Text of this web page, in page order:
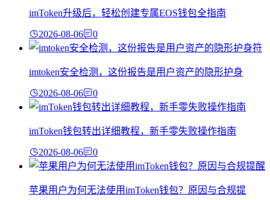
imToken升级后，轻松创建专属EOS钱包全指南
2026-08-06 0
imtoken安全检测，这份报告是用户资产的隐形护身
2026-08-06 0
imToken钱包转出详细教程，新手零失败操作指南
2026-08-06 0
苹果用户为何无法使用imToken钱包？原因与合规提